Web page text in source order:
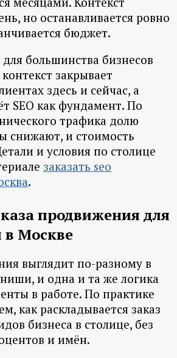
но останавливается ровно
бюджет.
для большинства бизнесов
закрывает
здесь и сейчас, а
SEO как фундамент. По
трафика долю
снижают, и стоимость
и условия по столице
заказать seo
.
продвижения для
Москве
выглядит по-разному в
и одна и та же логика
в работе. По практике
как раскладывается заказ
бизнеса в столице, без
и имён.